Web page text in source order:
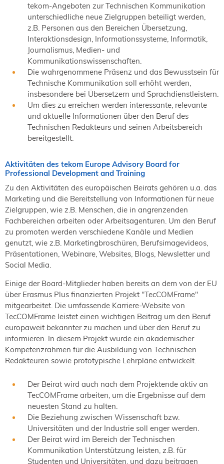
tekom-Angeboten zur Technischen Kommunikation
unterschiedliche neue Zielgruppen beteiligt werden,
z.B. Personen aus den Bereichen Übersetzung,
Interaktionsdesign, Informationssysteme, Informatik,
Journalismus, Medien- und
Kommunikationswissenschaften.
Die wahrgenommene Präsenz und das Bewusstsein für
Technische Kommunikation soll erhöht werden,
insbesondere bei Übersetzern und Sprachdienstleistern.
Um dies zu erreichen werden interessante, relevante
und aktuelle Informationen über den Beruf des
Technischen Redakteurs und seinen Arbeitsbereich
bereitgestellt.
Aktivitäten des tekom Europe Advisory Board for
Professional Development and Training
Zu den Aktivitäten des europäischen Beirats gehören u.a. das
Marketing und die Bereitstellung von Informationen für neue
Zielgruppen, wie z.B. Menschen, die in angrenzenden
Fachbereichen arbeiten oder Arbeitsagenturen. Um den Beruf
zu promoten werden verschiedene Kanäle und Medien
genutzt, wie z.B. Marketingbroschüren, Berufsimagevideos,
Präsentationen, Webinare, Websites, Blogs, Newsletter und
Social Media.
Einige der Board-Mitglieder haben bereits an dem von der EU
über Erasmus Plus finanzierten Projekt "TecCOMFrame"
mitgearbeitet. Die umfassende Karriere-Website von
TecCOMFrame leistet einen wichtigen Beitrag um den Beruf
europaweit bekannter zu machen und über den Beruf zu
informieren. In diesem Projekt wurde ein akademischer
Kompetenzrahmen für die Ausbildung von Technischen
Redakteuren sowie prototypische Lehrpläne entwickelt.
Der Beirat wird auch nach dem Projektende aktiv an
TecCOMFrame arbeiten, um die Ergebnisse auf dem
neuesten Stand zu halten.
Die Beziehung zwischen Wissenschaft bzw.
Universitäten und der Industrie soll enger werden.
Der Beirat wird im Bereich der Technischen
Kommunikation Unterstützung leisten, z.B. für
Studenten und Universitäten, und dazu beitragen